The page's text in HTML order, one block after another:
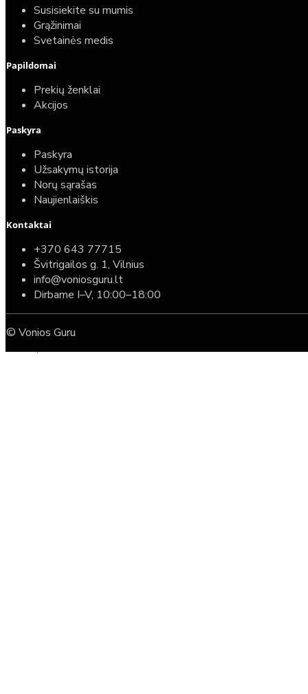
40,00€
25,00€
Komplektas: Tece potinkinis WC rėmas su baltu
mygtuku + Deante Peonia Rimless klozetas su
587,00€
389,00€
Susisiekite su mumis
Grąžinimai
Svetainės medis
Papildomai
Prekių ženklai
Akcijos
Paskyra
Paskyra
Užsakymų istorija
Norų sąrašas
Naujienlaiškis
Kontaktai
+370 643 77715
Švitrigailos g. 1, Vilnius
info@voniosguru.lt
Dirbame I–V, 10:00–18:00
© Vonios Guru